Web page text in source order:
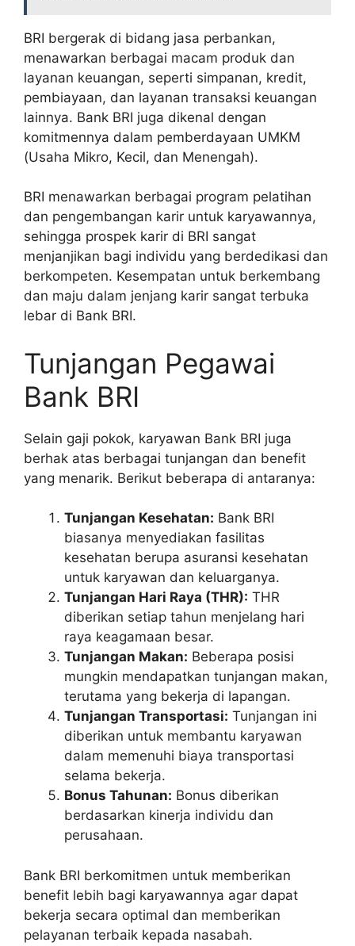
BRI bergerak di bidang jasa perbankan,
menawarkan berbagai macam produk dan
layanan keuangan, seperti simpanan, kredit,
pembiayaan, dan layanan transaksi keuangan
lainnya. Bank BRI juga dikenal dengan
komitmennya dalam pemberdayaan UMKM
(Usaha Mikro, Kecil, dan Menengah).
BRI menawarkan berbagai program pelatihan
dan pengembangan karir untuk karyawannya,
sehingga prospek karir di BRI sangat
menjanjikan bagi individu yang berdedikasi dan
berkompeten. Kesempatan untuk berkembang
dan maju dalam jenjang karir sangat terbuka
lebar di Bank BRI.
Tunjangan Pegawai
Bank BRI
Selain gaji pokok, karyawan Bank BRI juga
berhak atas berbagai tunjangan dan benefit
yang menarik. Berikut beberapa di antaranya:
Tunjangan Kesehatan: Bank BRI
biasanya menyediakan fasilitas
kesehatan berupa asuransi kesehatan
untuk karyawan dan keluarganya.
Tunjangan Hari Raya (THR): THR
diberikan setiap tahun menjelang hari
raya keagamaan besar.
Tunjangan Makan: Beberapa posisi
mungkin mendapatkan tunjangan makan,
terutama yang bekerja di lapangan.
Tunjangan Transportasi: Tunjangan ini
diberikan untuk membantu karyawan
dalam memenuhi biaya transportasi
selama bekerja.
Bonus Tahunan: Bonus diberikan
berdasarkan kinerja individu dan
perusahaan.
Bank BRI berkomitmen untuk memberikan
benefit lebih bagi karyawannya agar dapat
bekerja secara optimal dan memberikan
pelayanan terbaik kepada nasabah.